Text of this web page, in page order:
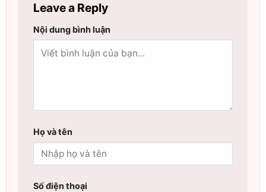
Leave a Reply
Nội dung bình luận
Họ và tên
Số điện thoại